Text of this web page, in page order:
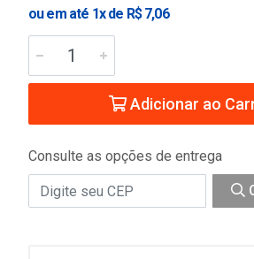
ou em até 1x de R$ 7,06
Adicionar ao
Consulte as opções de entrega